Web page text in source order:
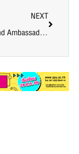
NEXT
เปิดตัว Brand Ambassador ประจำปี 2023 !!!